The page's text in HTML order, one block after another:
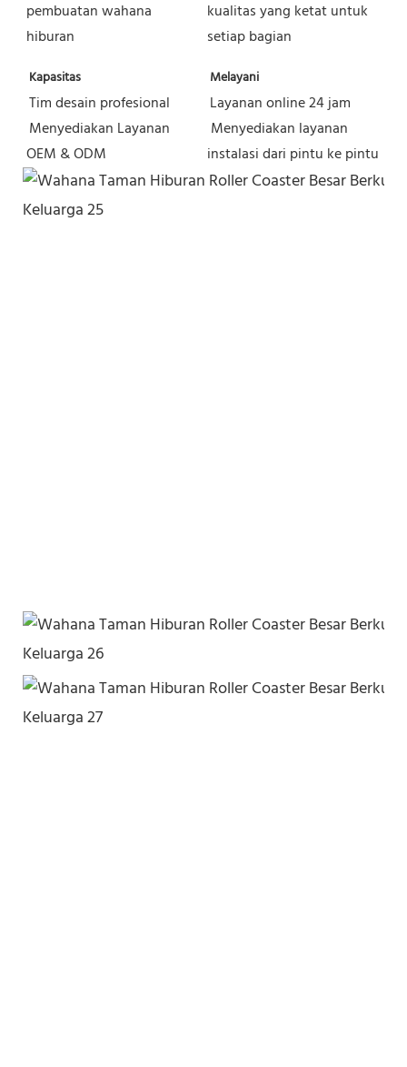
pembuatan wahana
hiburan
kualitas yang ketat untuk
setiap bagian
Kapasitas
Tim desain profesional
Menyediakan Layanan
OEM & ODM
Melayani
Layanan online 24 jam
Menyediakan layanan
instalasi dari pintu ke pintu